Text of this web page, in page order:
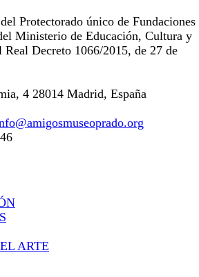
Protectorado único de Fundaciones
Ministerio de Educación, Cultura y
Decreto 1066/2015, de 27 de
4 28014 Madrid, España
ARTE